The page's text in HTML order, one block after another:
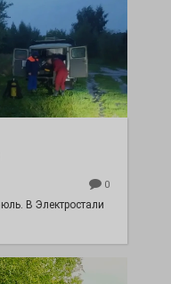
0
В Электростали